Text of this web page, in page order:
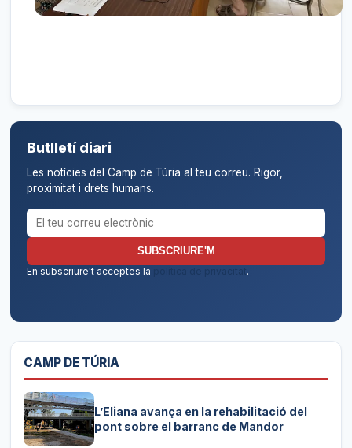
Butlletí diari
Les notícies del Camp de Túria al teu correu. Rigor,
proximitat i drets humans.
Correu electrònic per al butlletí
SUBSCRIURE'M
En subscriure't acceptes la
política de privacitat.
CAMP DE TÚRIA
L’Eliana avança en la rehabilitació del
pont sobre el barranc de Mandor